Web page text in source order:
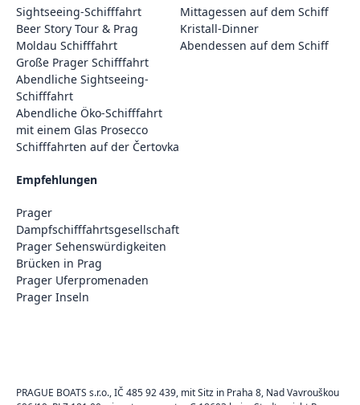
Sightseeing-Schifffahrt
Beer Story Tour & Prag
Moldau Schifffahrt
Große Prager Schifffahrt
Abendliche Sightseeing-
Schifffahrt
Abendliche Öko-Schifffahrt
mit einem Glas Prosecco
Schifffahrten auf der Čertovka
Mittagessen auf dem Schiff
Kristall-Dinner
Abendessen auf dem Schiff
Empfehlungen
Prager
Dampfschifffahrtsgesellschaft
Prager Sehenswürdigkeiten
Brücken in Prag
Prager Uferpromenaden
Prager Inseln
PRAGUE BOATS s.r.o., IČ 485 92 439, mit Sitz in Praha 8, Nad Vavrouškou